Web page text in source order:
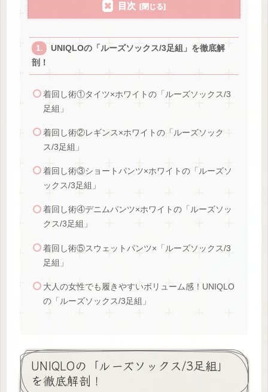
目次
UNIQLOの「ルーズソックス/3足組」を徹底解
剖！
着回し術①タイツ×ホワイトの「ルーズソックス/3
足組」
着回し術②レギンス×ホワイトの「ルーズソック
ス/3足組」
着回し術③ショートパンツ×ホワイトの「ルーズソ
ックス/3足組」
着回し術④デニムパンツ×ホワイトの「ルーズソッ
クス/3足組」
着回し術⑤スウェットパンツ×「ルーズソックス/3
足組」
大人の女性でも履きやすいボリューム感！UNIQLO
の「ルーズソックス/3足組」
UNIQLOの「ルーズソックス/3足組」
を徹底解剖！